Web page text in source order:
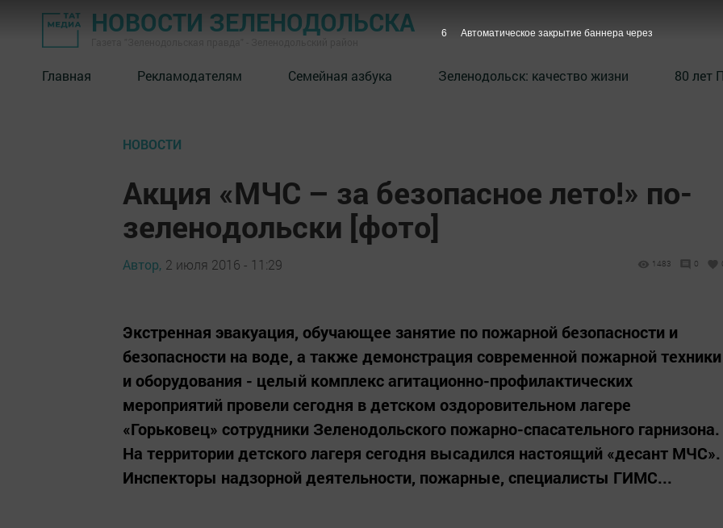
НОВОСТИ ЗЕЛЕНОДОЛЬСКА
Главная Рекламодателям Семейная азбука ⁠Зеленодольск: качество жизни 80 лет
НОВОСТИ
Акция «МЧС – за безопасное лето!» по-
зеленодольски [фото]
Автор, 2 июля 2016 - 11:29 1483 0
Экстренная эвакуация, обучающее занятие по пожарной безопасности и
безопасности на воде, а также демонстрация современной пожарной техники
и оборудования - целый комплекс агитационно-профилактических
мероприятий провели сегодня в детском оздоровительном лагере
«Горьковец» сотрудники Зеленодольского пожарно-спасательного гарнизона.
На территории детского лагеря сегодня высадился настоящий «десант МЧС».
Инспекторы надзорной деятельности, пожарные, специалисты ГИМС...
5 Автоматическое закрытие баннера через